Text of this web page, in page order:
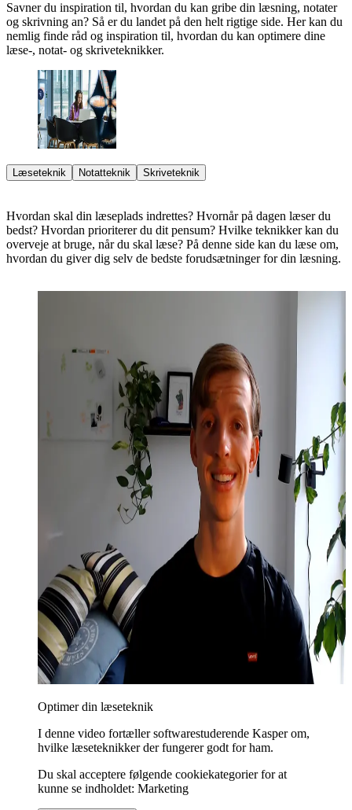
Savner du inspiration til, hvordan du kan gribe din læsning, notater
og skrivning an? Så er du landet på den helt rigtige side. Her kan du
nemlig finde råd og inspiration til, hvordan du kan optimere dine
læse-, notat- og skriveteknikker.
Læseteknik Notatteknik Skriveteknik
Hvordan skal din læseplads indrettes? Hvornår på dagen læser du
bedst? Hvordan prioriterer du dit pensum? Hvilke teknikker kan du
overveje at bruge, når du skal læse? På denne side kan du læse om,
hvordan du giver dig selv de bedste forudsætninger for din læsning.
Optimer din læseteknik
I denne video fortæller softwarestuderende Kasper om,
hvilke læseteknikker der fungerer godt for ham.
Du skal acceptere følgende cookiekategorier for at
kunne se indholdet: Marketing